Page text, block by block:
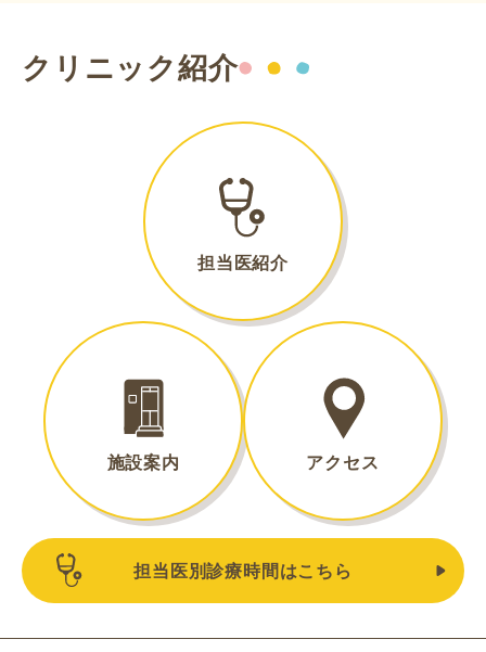
クリニック紹介
担当医紹介
施設案内 アクセス
担当医別診療時間はこちら